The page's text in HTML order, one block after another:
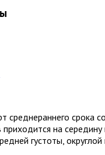
среднераннего срока
на
густоты,